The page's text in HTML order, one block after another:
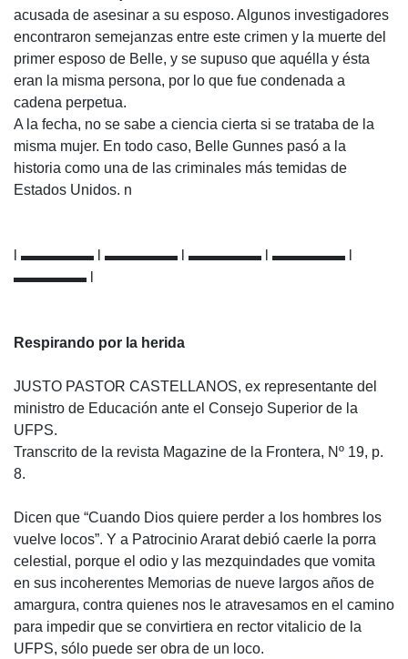
acusada de asesinar a su esposo. Algunos investigadores
encontraron semejanzas entre este crimen y la muerte del
primer esposo de Belle, y se supuso que aquélla y ésta
eran la misma persona, por lo que fue condenada a
cadena perpetua.
A la fecha, no se sabe a ciencia cierta si se trataba de la
misma mujer. En todo caso, Belle Gunnes pasó a la
historia como una de las criminales más temidas de
Estados Unidos. n
l ▬▬▬▬▬ l ▬▬▬▬▬ l ▬▬▬▬▬ l ▬▬▬▬▬ l
▬▬▬▬▬ l
Respirando por la herida
JUSTO PASTOR CASTELLANOS, ex representante del
ministro de Educación ante el Consejo Superior de la
UFPS.
Transcrito de la revista Magazine de la Frontera, Nº 19, p.
8.
Dicen que “Cuando Dios quiere perder a los hombres los
vuelve locos”. Y a Patrocinio Ararat debió caerle la porra
celestial, porque el odio y las mezquindades que vomita
en sus incoherentes Memorias de nueve largos años de
amargura, contra quienes nos le atravesamos en el camino
para impedir que se convirtiera en rector vitalicio de la
UFPS, sólo puede ser obra de un loco.